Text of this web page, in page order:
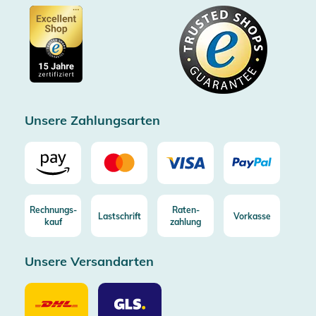
Datenschutz
Cookie-Einstellungen
Gutscheine
Showroom Düsseldorf
Impressum
Zertifiziert durch Trusted Shops
Käuferschutz bis 20000€
Gratis Versand ab 100€ Bestellwert (in DE/AT)
Kostenlose Rücksendung (aus DE/AT)
Unsere Zahlungsarten
Rechnungs-
kauf
Lastschrift
Raten-
zahlung
Vorkasse
Unsere Versandarten
Unsere
Versandarten
Unsere
Versandarten